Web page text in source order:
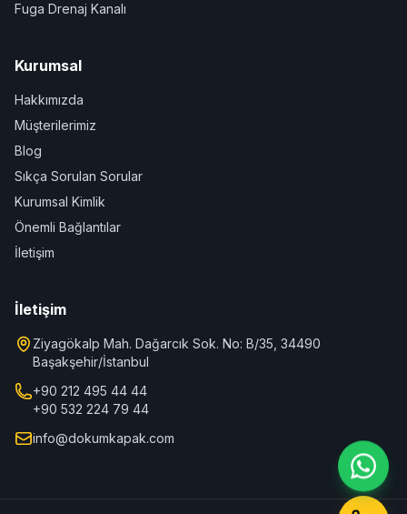
Fuga Drenaj Kanalı
Kurumsal
Hakkımızda
Müşterilerimiz
Blog
Sıkça Sorulan Sorular
Kurumsal Kimlik
Önemli Bağlantılar
İletişim
İletişim
Ziyagökalp Mah. Dağarcık Sok. No: B/35, 34490
Başakşehir/İstanbul
+90 212 495 44 44
+90 532 224 79 44
info@dokumkapak.com